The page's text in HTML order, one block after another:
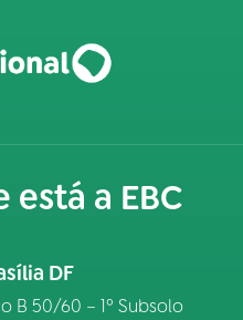
está a EBC
DF
B 50/60 – 1º Subsolo